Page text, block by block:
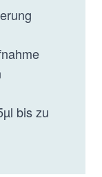
bis zu